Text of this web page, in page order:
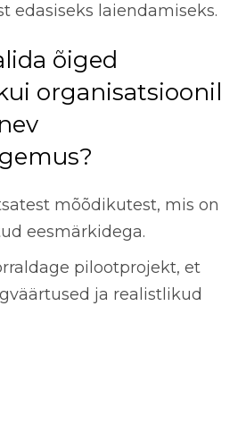
edasiseks laiendamiseks.
õiged
organisatsioonil
mõõdikutest, mis on
eesmärkidega.
pilootprojekt, et
ja realistlikud